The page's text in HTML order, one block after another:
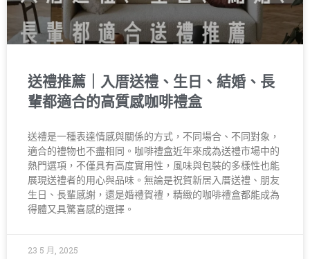
送禮推薦｜入厝送禮、生日、結婚、長
輩都適合的高質感咖啡禮盒
送禮是一種表達情感與關係的方式，不同場合、不同對象，
適合的禮物也不盡相同。咖啡禮盒近年來成為送禮市場中的
熱門選項，不僅具有高度實用性，風味與包裝的多樣性也能
展現送禮者的用心與品味。無論是祝賀新居入厝送禮、朋友
生日、長輩感謝，還是婚禮賀禮，精緻的咖啡禮盒都能成為
得體又具驚喜感的選擇。
23 5 月, 2025